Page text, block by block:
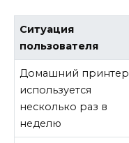
Ситуация
пользователя
Домашний принтер
используется
несколько раз в
неделю